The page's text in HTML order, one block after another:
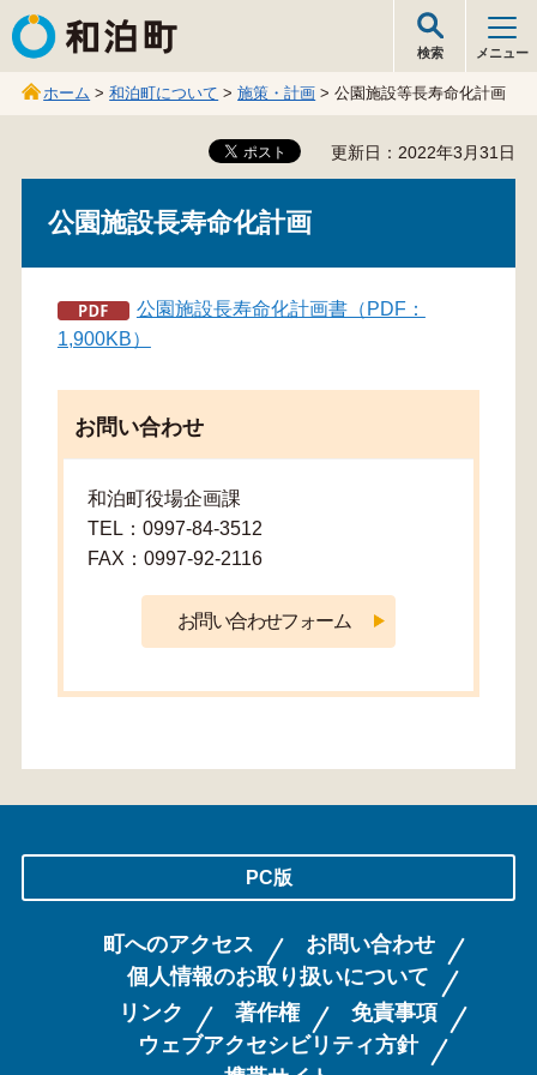
和泊町
検索 メニュー
ホーム >和泊町について >施策・計画 > 公園施設等長寿命化計画
更新日：2022年3月31日
公園施設長寿命化計画
公園施設長寿命化計画書（PDF：
1,900KB）
お問い合わせ
和泊町役場企画課
TEL：0997-84-3512
FAX：0997-92-2116
PC版
町へのアクセス
お問い合わせ
個人情報のお取り扱いについて
リンク
著作権
免責事項
ウェブアクセシビリティ方針